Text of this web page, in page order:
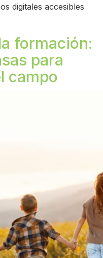
digitales accesibles
formación:
para
campo